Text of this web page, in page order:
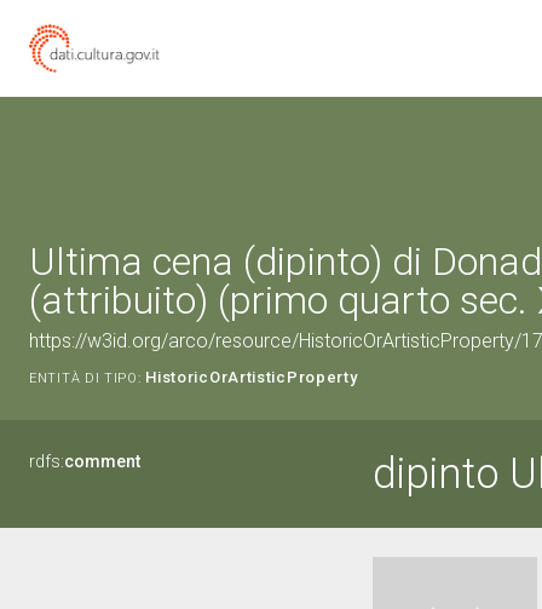
Ultima cena (dipinto) di
(attribuito) (primo quarto sec.
https://w3id.org/arco/resource/HistoricOrArtisticProperty/
ENTITÀ DI TIPO: HistoricOrArtisticProperty
rdfs:comment dipinto